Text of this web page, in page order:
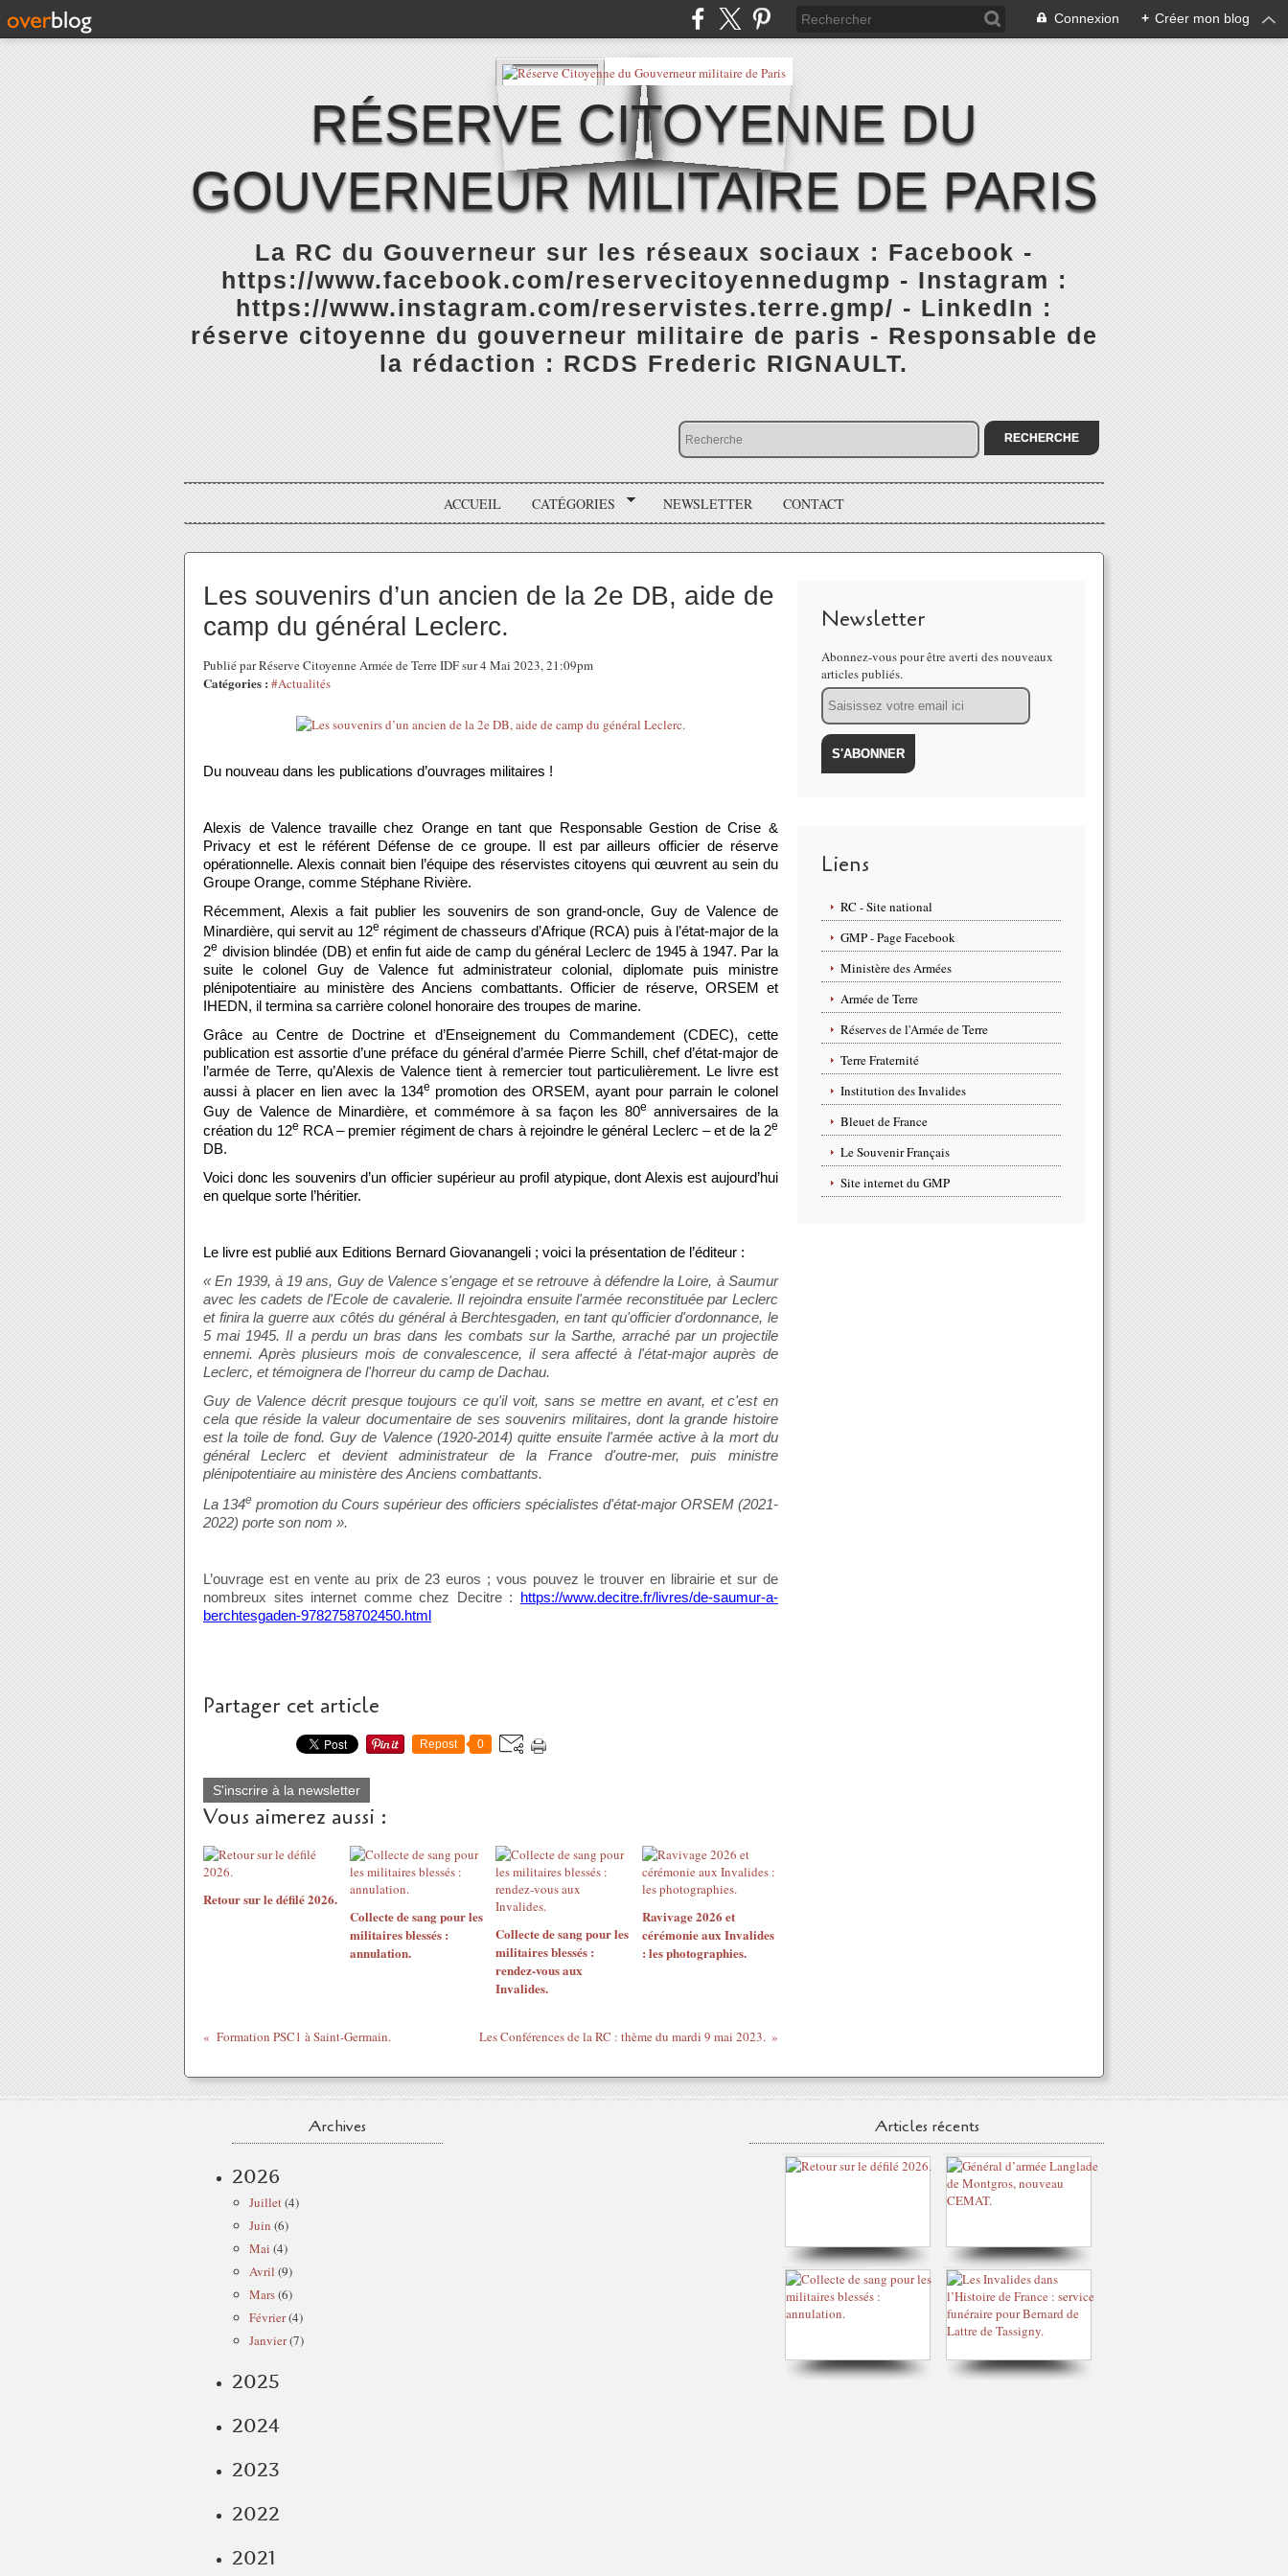
Connexion + Créer mon blog
RÉSERVE CITOYENNE DU
GOUVERNEUR MILITAIRE DE PARIS
La RC du Gouverneur sur les réseaux sociaux : Facebook -
https://www.facebook.com/reservecitoyennedugmp - Instagram :
https://www.instagram.com/reservistes.terre.gmp/ - LinkedIn :
réserve citoyenne du gouverneur militaire de paris - Responsable de
la rédaction : RCDS Frederic RIGNAULT.
ACCUEIL CATÉGORIES NEWSLETTER CONTACT
Les souvenirs d’un ancien de la 2e DB, aide de
camp du général Leclerc.
Publié par Réserve Citoyenne Armée de Terre IDF sur 4 Mai 2023, 21:09pm
Catégories : #Actualités
Du nouveau dans les publications d’ouvrages militaires !
Alexis de Valence travaille chez Orange en tant que Responsable Gestion de Crise &
Privacy et est le référent Défense de ce groupe. Il est par ailleurs officier de réserve
opérationnelle. Alexis connait bien l’équipe des réservistes citoyens qui œuvrent au sein du
Groupe Orange, comme Stéphane Rivière.
Récemment, Alexis a fait publier les souvenirs de son grand-oncle, Guy de Valence de
Minardière, qui servit au 12e régiment de chasseurs d’Afrique (RCA) puis à l’état-major de la
2e division blindée (DB) et enfin fut aide de camp du général Leclerc de 1945 à 1947. Par la
suite le colonel Guy de Valence fut administrateur colonial, diplomate puis ministre
plénipotentiaire au ministère des Anciens combattants. Officier de réserve, ORSEM et
IHEDN, il termina sa carrière colonel honoraire des troupes de marine.
Grâce au Centre de Doctrine et d’Enseignement du Commandement (CDEC), cette
publication est assortie d’une préface du général d’armée Pierre Schill, chef d’état-major de
l’armée de Terre, qu’Alexis de Valence tient à remercier tout particulièrement. Le livre est
aussi à placer en lien avec la 134e promotion des ORSEM, ayant pour parrain le colonel
Guy de Valence de Minardière, et commémore à sa façon les 80e anniversaires de la
création du 12e RCA – premier régiment de chars à rejoindre le général Leclerc – et de la 2e
DB.
Voici donc les souvenirs d’un officier supérieur au profil atypique, dont Alexis est aujourd’hui
en quelque sorte l’héritier.
Le livre est publié aux Editions Bernard Giovanangeli ; voici la présentation de l’éditeur :
« En 1939, à 19 ans, Guy de Valence s'engage et se retrouve à défendre la Loire, à Saumur
avec les cadets de l'Ecole de cavalerie. Il rejoindra ensuite l'armée reconstituée par Leclerc
et finira la guerre aux côtés du général à Berchtesgaden, en tant qu'officier d'ordonnance, le
5 mai 1945. Il a perdu un bras dans les combats sur la Sarthe, arraché par un projectile
ennemi. Après plusieurs mois de convalescence, il sera affecté à l'état-major auprès de
Leclerc, et témoignera de l'horreur du camp de Dachau.
Guy de Valence décrit presque toujours ce qu'il voit, sans se mettre en avant, et c'est en
cela que réside la valeur documentaire de ses souvenirs militaires, dont la grande histoire
est la toile de fond. Guy de Valence (1920-2014) quitte ensuite l'armée active à la mort du
général Leclerc et devient administrateur de la France d'outre-mer, puis ministre
plénipotentiaire au ministère des Anciens combattants.
La 134e promotion du Cours supérieur des officiers spécialistes d'état-major ORSEM (2021-
2022) porte son nom ».
L’ouvrage est en vente au prix de 23 euros ; vous pouvez le trouver en librairie et sur de
nombreux sites internet comme chez Decitre :
https://www.decitre.fr/livres/de-saumur-a-
berchtesgaden-9782758702450.html
Partager cet article
Repost 0
S'inscrire à la newsletter
Vous aimerez aussi :
Retour sur le défilé 2026.
Collecte de sang pour les
militaires blessés :
annulation.
Collecte de sang pour les
militaires blessés :
rendez-vous aux
Invalides.
Ravivage 2026 et
cérémonie aux Invalides
: les photographies.
Formation PSC1 à Saint-Germain. Les Conférences de la RC : thème du mardi 9 mai 2023.
Newsletter
Abonnez-vous pour être averti des nouveaux
articles publiés.
Email
Liens
RC - Site national
GMP - Page Facebook
Ministère des Armées
Armée de Terre
Réserves de l'Armée de Terre
Terre Fraternité
Institution des Invalides
Bleuet de France
Le Souvenir Français
Site internet du GMP
Archives
2026
Juillet(4)
Juin (6)
Mai (4)
Avril (9)
Mars(6)
Février(4)
Janvier(7)
2025
2024
2023
2022
2021
Articles récents